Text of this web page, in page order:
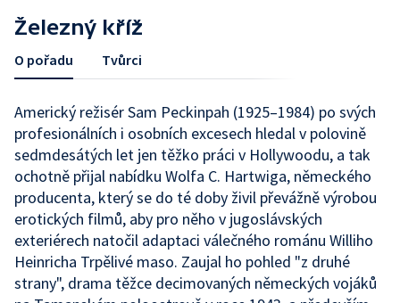
Železný kříž
O pořadu Tvůrci
Americký režisér Sam Peckinpah (1925–1984) po svých
profesionálních i osobních excesech hledal v polovině
sedmdesátých let jen těžko práci v Hollywoodu, a tak
ochotně přijal nabídku Wolfa C. Hartwiga, německého
producenta, který se do té doby živil převážně výrobou
erotických filmů, aby pro něho v jugoslávských
exteriérech natočil adaptaci válečného románu Williho
Heinricha Trpělivé maso. Zaujal ho pohled "z druhé
strany", drama těžce decimovaných německých vojáků